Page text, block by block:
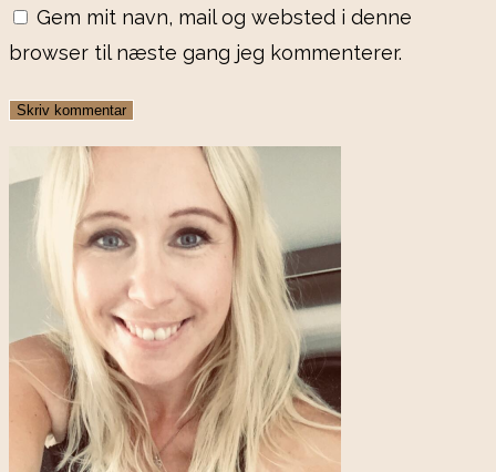
Gem mit navn, mail og websted i denne
browser til næste gang jeg kommenterer.